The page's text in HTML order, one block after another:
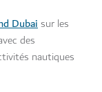
Dubaisur les
des
nautiques